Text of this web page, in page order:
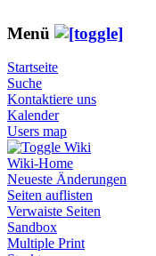
Menü
Startseite
Suche
Kontaktiere uns
Kalender
Users map
Wiki
Wiki-Home
Neueste Änderungen
Seiten auflisten
Verwaiste Seiten
Sandbox
Multiple Print